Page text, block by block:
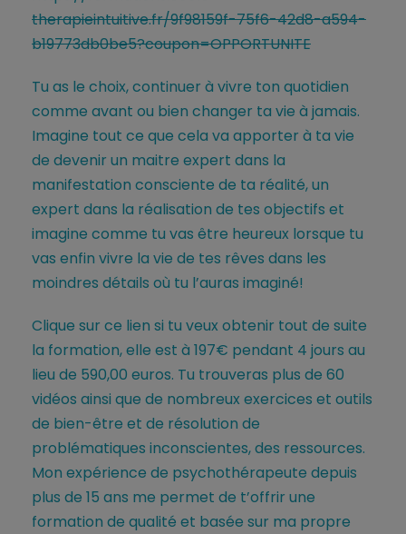
therapieintuitive.fr/9f98159f-75f6-42d8-a594-
b19773db0be5?coupon=OPPORTUNITE
Tu as le choix, continuer à vivre ton quotidien
comme avant ou bien changer ta vie à jamais.
Imagine tout ce que cela va apporter à ta vie
de devenir un maitre expert dans la
manifestation consciente de ta réalité, un
expert dans la réalisation de tes objectifs et
imagine comme tu vas être heureux lorsque tu
vas enfin vivre la vie de tes rêves dans les
moindres détails où tu l’auras imaginé!
Clique sur ce lien si tu veux obtenir tout de suite
la formation, elle est à 197€ pendant 4 jours au
lieu de 590,00 euros. Tu trouveras plus de 60
vidéos ainsi que de nombreux exercices et outils
de bien-être et de résolution de
problématiques inconscientes, des ressources.
Mon expérience de psychothérapeute depuis
plus de 15 ans me permet de t’offrir une
formation de qualité et basée sur ma propre